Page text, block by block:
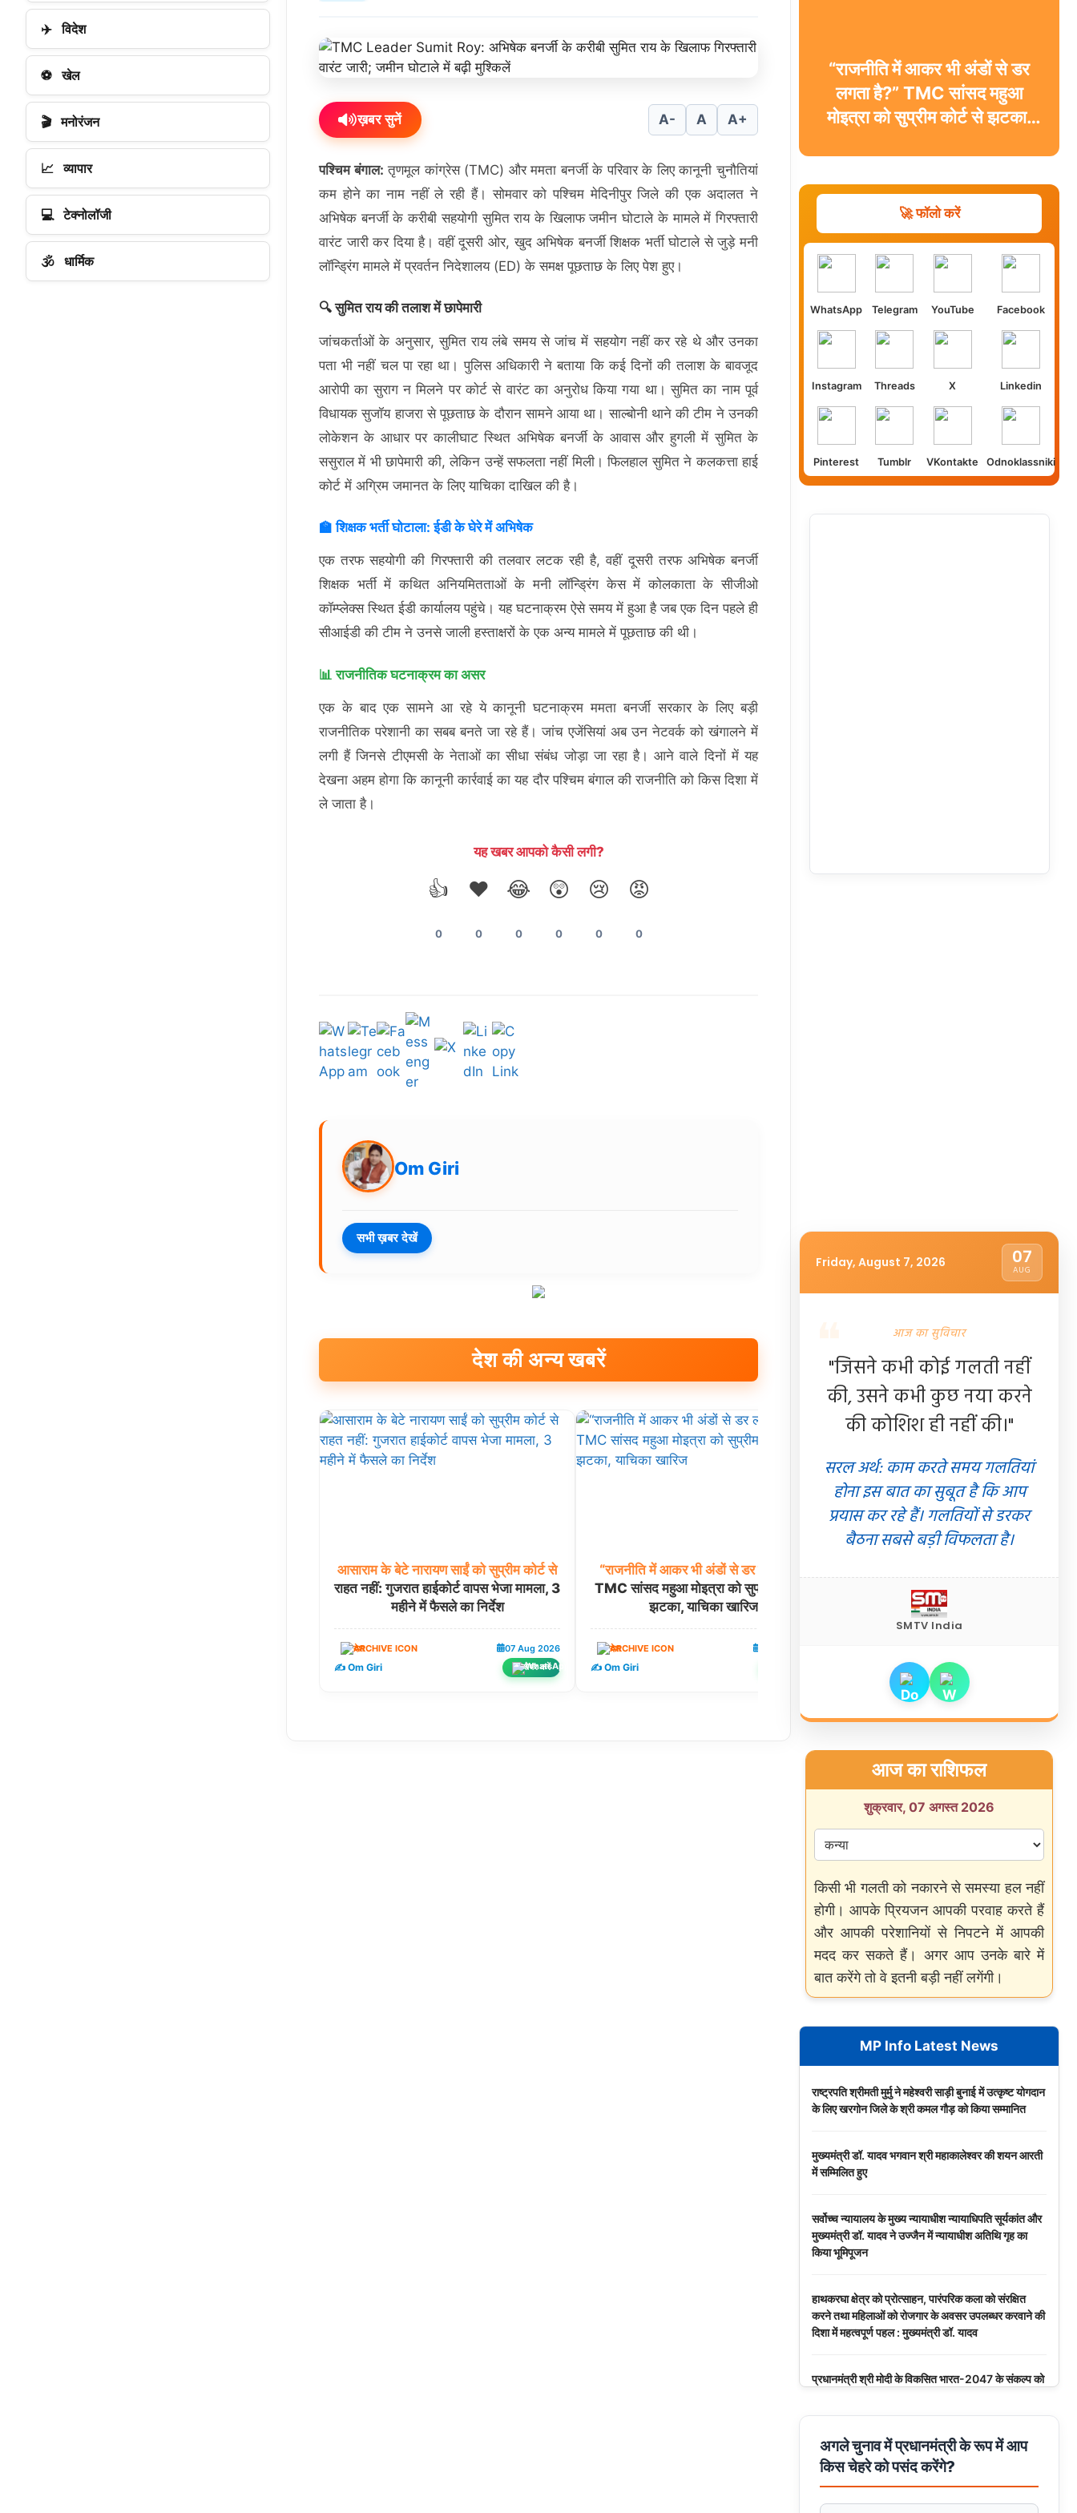
ख़बर सुनें A- A A+
पश्चिम बंगाल: तृणमूल कांग्रेस (TMC) और ममता बनर्जी के परिवार के लिए कानूनी चुनौतियां
कम होने का नाम नहीं ले रही हैं। सोमवार को पश्चिम मेदिनीपुर जिले की एक अदालत ने
अभिषेक बनर्जी के करीबी सहयोगी सुमित राय के खिलाफ जमीन घोटाले के मामले में गिरफ्तारी
वारंट जारी कर दिया है। वहीं दूसरी ओर, खुद अभिषेक बनर्जी शिक्षक भर्ती घोटाले से जुड़े मनी
लॉन्ड्रिंग मामले में प्रवर्तन निदेशालय (ED) के समक्ष पूछताछ के लिए पेश हुए।
🔍 सुमित राय की तलाश में छापेमारी
जांचकर्ताओं के अनुसार, सुमित राय लंबे समय से जांच में सहयोग नहीं कर रहे थे और उनका
पता भी नहीं चल पा रहा था। पुलिस अधिकारी ने बताया कि कई दिनों की तलाश के बावजूद
आरोपी का सुराग न मिलने पर कोर्ट से वारंट का अनुरोध किया गया था। सुमित का नाम पूर्व
विधायक सुजॉय हाजरा से पूछताछ के दौरान सामने आया था। साल्बोनी थाने की टीम ने उनकी
लोकेशन के आधार पर कालीघाट स्थित अभिषेक बनर्जी के आवास और हुगली में सुमित के
ससुराल में भी छापेमारी की, लेकिन उन्हें सफलता नहीं मिली। फिलहाल सुमित ने कलकत्ता हाई
कोर्ट में अग्रिम जमानत के लिए याचिका दाखिल की है।
🏫 शिक्षक भर्ती घोटाला: ईडी के घेरे में अभिषेक
एक तरफ सहयोगी की गिरफ्तारी की तलवार लटक रही है, वहीं दूसरी तरफ अभिषेक बनर्जी
शिक्षक भर्ती में कथित अनियमितताओं के मनी लॉन्ड्रिंग केस में कोलकाता के सीजीओ
कॉम्प्लेक्स स्थित ईडी कार्यालय पहुंचे। यह घटनाक्रम ऐसे समय में हुआ है जब एक दिन पहले ही
सीआईडी की टीम ने उनसे जाली हस्ताक्षरों के एक अन्य मामले में पूछताछ की थी।
📊 राजनीतिक घटनाक्रम का असर
एक के बाद एक सामने आ रहे ये कानूनी घटनाक्रम ममता बनर्जी सरकार के लिए बड़ी
राजनीतिक परेशानी का सबब बनते जा रहे हैं। जांच एजेंसियां अब उन नेटवर्क को खंगालने में
लगी हैं जिनसे टीएमसी के नेताओं का सीधा संबंध जोड़ा जा रहा है। आने वाले दिनों में यह
देखना अहम होगा कि कानूनी कार्रवाई का यह दौर पश्चिम बंगाल की राजनीति को किस दिशा में
ले जाता है।
यह खबर आपको कैसी लगी?
👍
0
❤️
0
😂
0
😲
0
😢
0
😡
0
Om Giri
सभी ख़बर देखें
देश की अन्य खबरें
आसाराम के बेटे नारायण साईं को सुप्रीम कोर्ट से
राहत नहीं: गुजरात हाईकोर्ट वापस भेजा मामला, 3
महीने में फैसले का निर्देश
देश 07 Aug 2026
✍️ Om Giri शेयर करें
“राजनीति में आकर भी अंडों से डर लगता
TMC सांसद महुआ मोइत्रा को सुप्रीम कोर्ट से
झटका, याचिका खारिज
देश
✍️ Om Giri
थे पेपर! CBI चार्जशीट में NTA विषय
विशेषज्ञों और सीकर कनेक्शन का खुलासा
✍️ Om Giri
✈️ विदेश
⚽ खेल
🎬 मनोरंजन
📈 व्यापार
💻 टेक्नोलॉजी
🕉️ धार्मिक
“राजनीति में आकर भी अंडों से डर
लगता है?” TMC सांसद महुआ
मोइत्रा को सुप्रीम कोर्ट से झटका,
🚀 फॉलो करें
WhatsApp Telegram YouTube Facebook
Instagram Threads X Linkedin
Pinterest Tumblr VKontakte Odnoklassniki
Friday, August 7, 2026 07
AUG
आज का सुविचार
"जिसने कभी कोई गलती नहीं
की, उसने कभी कुछ नया करने
की कोशिश ही नहीं की।"
सरल अर्थ: काम करते समय गलतियां
होना इस बात का सुबूत है कि आप
प्रयास कर रहे हैं। गलतियों से डरकर
बैठना सबसे बड़ी विफलता है।
SMTV India
आज का राशिफल
शुक्रवार, 07 अगस्त 2026
किसी भी गलती को नकारने से समस्या हल नहीं
होगी। आपके प्रियजन आपकी परवाह करते हैं
और आपकी परेशानियों से निपटने में आपकी
मदद कर सकते हैं। अगर आप उनके बारे में
बात करेंगे तो वे इतनी बड़ी नहीं लगेंगी।
MP Info Latest News
राष्ट्रपति श्रीमती मुर्मु ने महेश्वरी साड़ी बुनाई में उत्कृष्ट योगदान
के लिए खरगोन जिले के श्री कमल गौड़ को किया सम्मानित
मुख्यमंत्री डॉ. यादव भगवान श्री महाकालेश्‍वर की शयन आरती
में सम्मिलित हुए
सर्वोच्च न्यायालय के मुख्‍य न्‍यायाधीश न्यायाधिपति सूर्यकांत और
मुख्यमंत्री डॉ. यादव ने उज्जैन में न्यायाधीश अतिथि गृह का
किया भूमिपूजन
हाथकरघा क्षेत्र को प्रोत्साहन, पारंपरिक कला को संरक्षित
करने तथा महिलाओं को रोजगार के अवसर उपलब्धर करवाने की
दिशा में महत्वपूर्ण पहल : मुख्यमंत्री डॉ. यादव
प्रधानमंत्री श्री मोदी के विकसित भारत-2047 के संकल्प को
बंदियों की समय पूर्व रिहाई दूसरे बंदियों को भी अच्छे आचरण के
लिए करेगी प्रोत्साहित : मुख्यमंत्री डॉ. यादव
किसानों का कल्याण ही हमारा लक्ष्य : मुख्यमंत्री डॉ. यादव
अगले चुनाव में प्रधानमंत्री के रूप में आप
किस चेहरे को पसंद करेंगे?